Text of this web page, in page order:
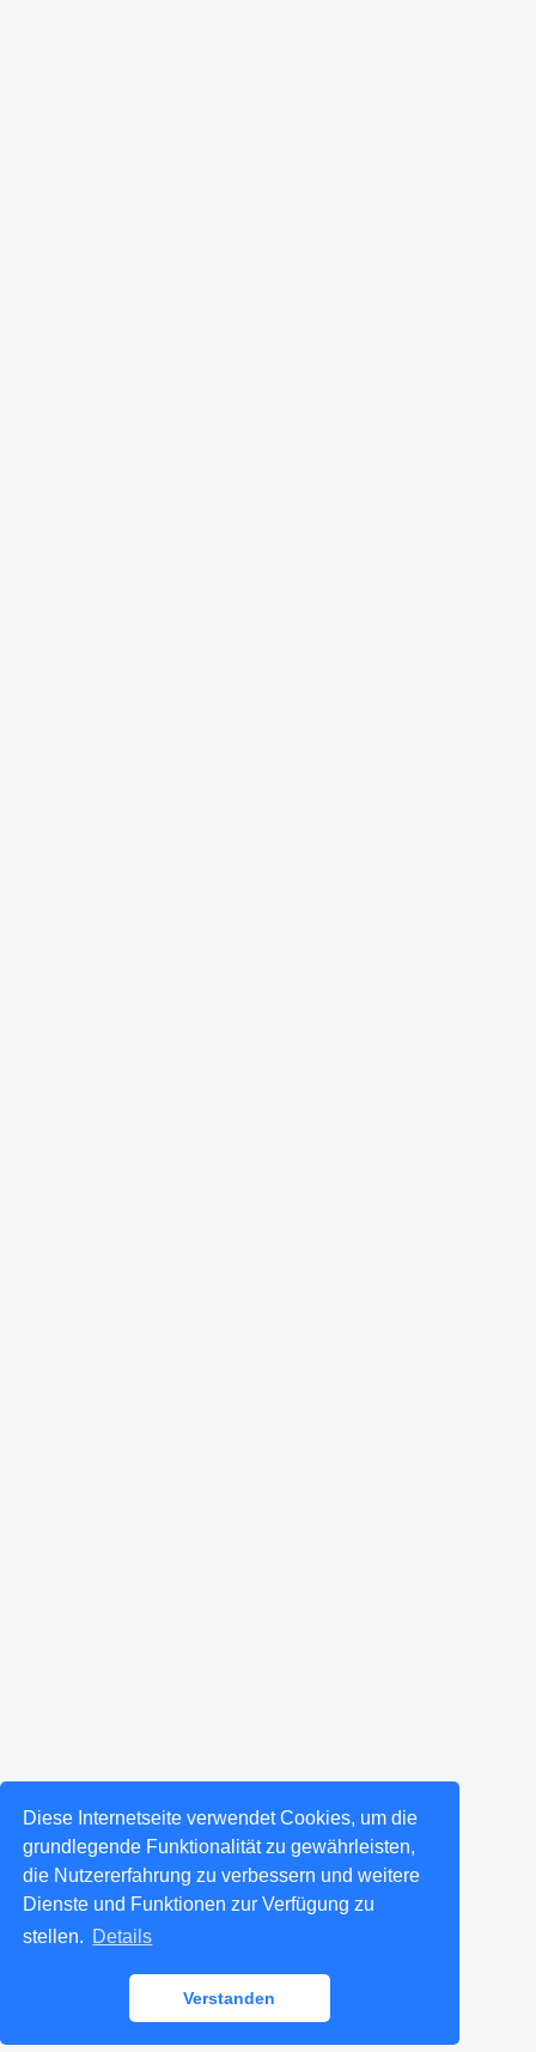
Diese Internetseite verwendet Cookies, um die
grundlegende Funktionalität zu gewährleisten,
die Nutzererfahrung zu verbessern und weitere
Dienste und Funktionen zur Verfügung zu
stellen. Details
Verstanden